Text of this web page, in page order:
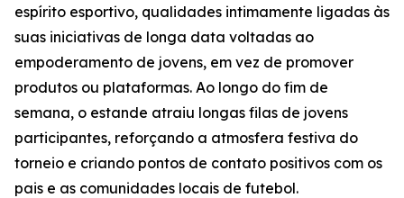
espírito esportivo, qualidades intimamente ligadas às
suas iniciativas de longa data voltadas ao
empoderamento de jovens, em vez de promover
produtos ou plataformas. Ao longo do fim de
semana, o estande atraiu longas filas de jovens
participantes, reforçando a atmosfera festiva do
torneio e criando pontos de contato positivos com os
pais e as comunidades locais de futebol.